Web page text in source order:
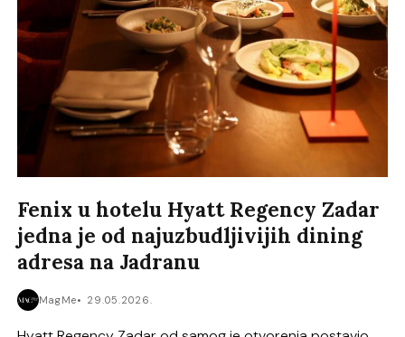
Fenix u hotelu Hyatt Regency Zadar
jedna je od najuzbudljivijih dining
adresa na Jadranu
MagMe 29.05.2026.